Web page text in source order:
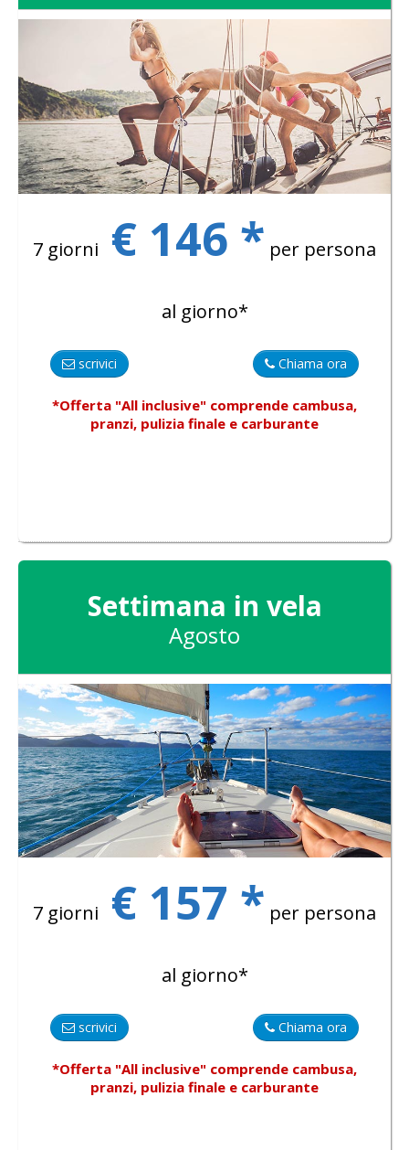
7 giorni € 146 * per persona
al giorno*
Chiama ora
scrivici
*Offerta "All inclusive" comprende cambusa,
pranzi, pulizia finale e carburante
Settimana in vela
Agosto
7 giorni € 157 * per persona
al giorno*
Chiama ora
scrivici
*Offerta "All inclusive" comprende cambusa,
pranzi, pulizia finale e carburante